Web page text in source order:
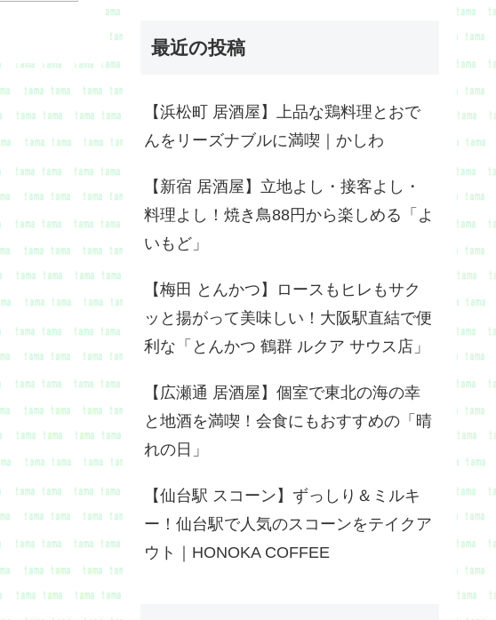
最近の投稿
【浜松町 居酒屋】上品な鶏料理とおで
んをリーズナブルに満喫｜かしわ
【新宿 居酒屋】立地よし・接客よし・
料理よし！焼き鳥88円から楽しめる「よ
いもど」
【梅田 とんかつ】ロースもヒレもサク
ッと揚がって美味しい！大阪駅直結で便
利な「とんかつ 鶴群 ルクア サウス店」
【広瀬通 居酒屋】個室で東北の海の幸
と地酒を満喫！会食にもおすすめの「晴
れの日」
【仙台駅 スコーン】ずっしり＆ミルキ
ー！仙台駅で人気のスコーンをテイクア
ウト｜HONOKA COFFEE